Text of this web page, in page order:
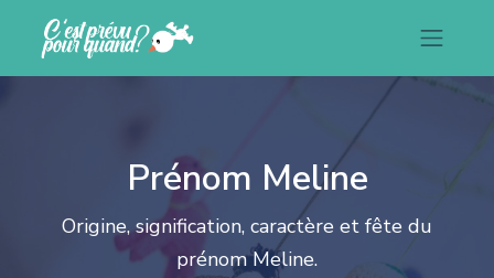
Prénom Meline
Origine, signification, caractère et fête du
prénom Meline.